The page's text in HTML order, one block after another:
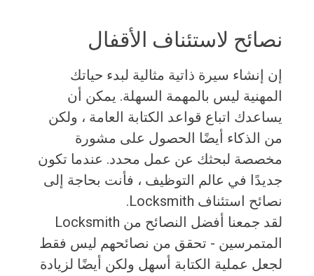
نصائح لاستئناف الأقفال
إن إنشاء سيرة ذاتية مثالية لبدء حياتك
المهنية ليس بالمهمة السهلة. يمكن أن
يساعدك اتباع قواعد الكتابة العامة ، ولكن
من الذكاء أيضًا الحصول على مشورة
مخصصة لبحثك عن عمل محدد. عندما تكون
جديدًا في عالم التوظيف ، فأنت بحاجة إلى
نصائح استئناف Locksmith.
لقد جمعنا أفضل النصائح من Locksmith
المتمرسين - تحقق من نصائحهم ليس فقط
لجعل عملية الكتابة أسهل ولكن أيضًا لزيادة